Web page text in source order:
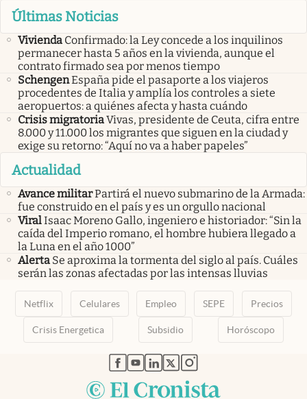
Últimas Noticias
Vivienda Confirmado: la Ley concede a los inquilinos
permanecer hasta 5 años en la vivienda, aunque el
contrato firmado sea por menos tiempo
SchengenEspaña pide el pasaporte a los viajeros
procedentes de Italia y amplía los controles a siete
aeropuertos: a quiénes afecta y hasta cuándo
Crisis migratoriaVivas, presidente de Ceuta, cifra entre
8.000 y 11.000 los migrantes que siguen en la ciudad y
exige su retorno: “Aquí no va a haber papeles”
Actualidad
Avance militarPartirá el nuevo submarino de la Armada:
fue construido en el país y es un orgullo nacional
ViralIsaac Moreno Gallo, ingeniero e historiador: “Sin la
caída del Imperio romano, el hombre hubiera llegado a
la Luna en el año 1000”
Alerta Se aproxima la tormenta del siglo al país. Cuáles
serán las zonas afectadas por las intensas lluvias
Netflix Celulares Empleo SEPE Precios
Crisis Energetica Subsidio Horóscopo
abre en nueva pestaña
abre en nueva pestaña
abre en nueva pestaña
abre en nueva pestaña
abre en nueva pestaña